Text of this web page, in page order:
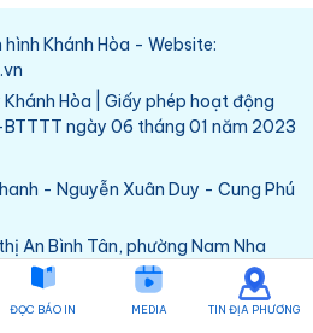
Khánh Hòa - Website:
Hòa | Giấy phép hoạt động
ngày 06 tháng 01 năm 2023
- Nguyễn Xuân Duy - Cung Phú
An Bình Tân, phường Nam Nha
8, phường Bảo An, Khánh Hòa
ĐỌC BÁO IN MEDIA TIN ĐỊA PHƯƠNG